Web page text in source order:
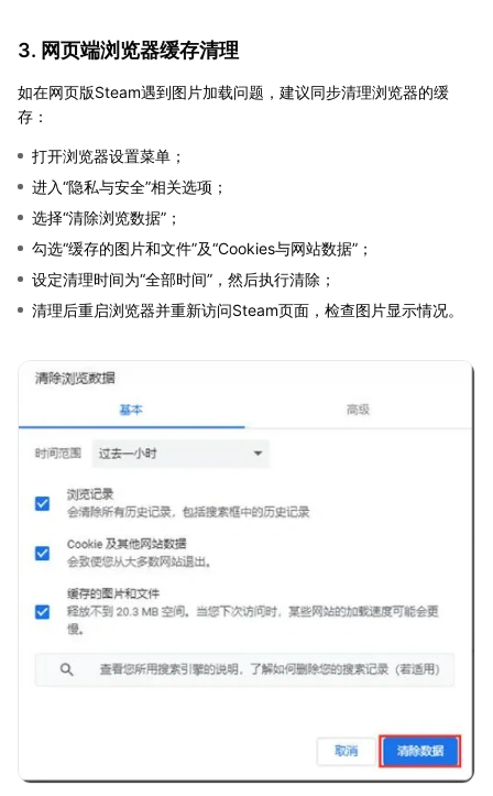
3. 网页端浏览器缓存清理
如在网页版Steam遇到图片加载问题，建议同步清理浏览器的缓
存：
打开浏览器设置菜单；
进入“隐私与安全”相关选项；
选择“清除浏览数据”；
勾选“缓存的图片和文件”及“Cookies与网站数据”；
设定清理时间为“全部时间”，然后执行清除；
清理后重启浏览器并重新访问Steam页面，检查图片显示情况。